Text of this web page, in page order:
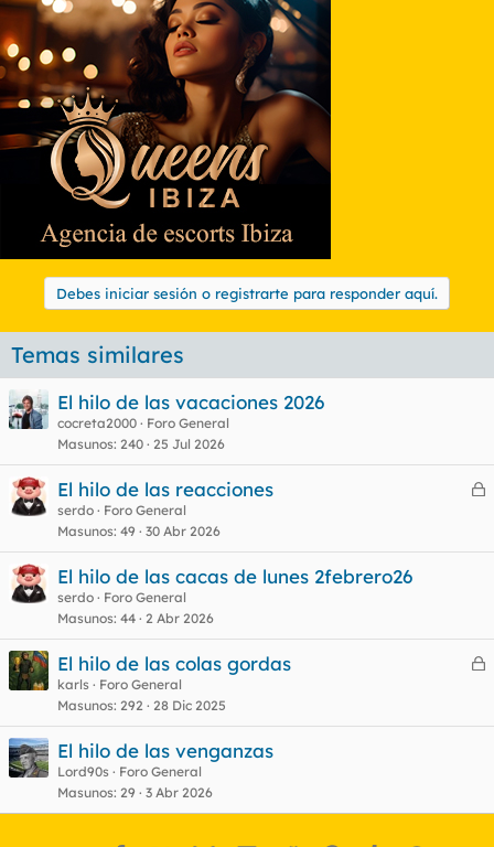
Debes iniciar sesión o registrarte para responder aquí.
Temas similares
El hilo de las vacaciones 2026
cocreta2000
Foro General
Masunos 240 25 Jul 2026
C
r
El hilo de las reacciones
serdo
Foro General
Masunos 49 30 Abr 2026
El hilo de las cacas de lunes 2febrero26
serdo
Foro General
Masunos 44 2 Abr 2026
C
r
El hilo de las colas gordas
karls
Foro General
Masunos 292 28 Dic 2025
El hilo de las venganzas
Lord90s
Foro General
Masunos 29 3 Abr 2026